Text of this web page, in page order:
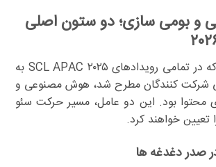
بومی سازی؛ دو ستون اصلی
دو موضوع اصلی که در تمامی رویدادهای SCL APAC ۲۰۲۵ به
شرکت کنندگان مطرح شد، هوش مصنوعی و
محتوا بود. این دو عامل، مسیر حرکت سئو
خواهند کرد.
دغدغه ها